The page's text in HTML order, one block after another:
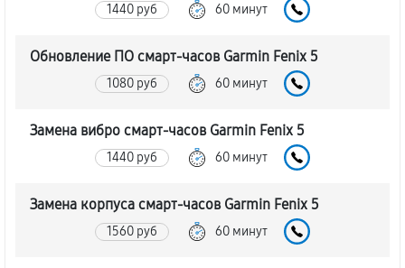
1440 руб 60 минут
Обновление ПО смарт-часов Garmin Fenix 5
1080 руб 60 минут
Замена вибро смарт-часов Garmin Fenix 5
1440 руб 60 минут
Замена корпуса смарт-часов Garmin Fenix 5
1560 руб 60 минут